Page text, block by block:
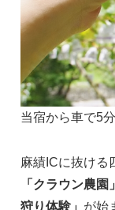
当宿から車で5分
麻績ICに抜ける
「クラウン農園」
狩り体験」 が始